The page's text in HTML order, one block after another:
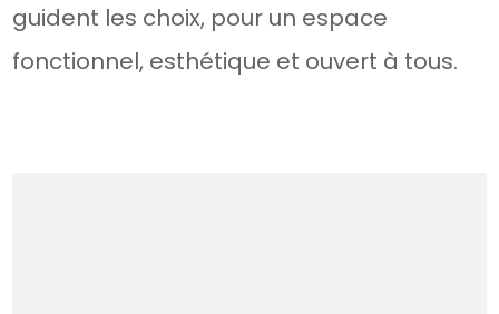
guident les choix, pour un espace
fonctionnel, esthétique et ouvert à tous.